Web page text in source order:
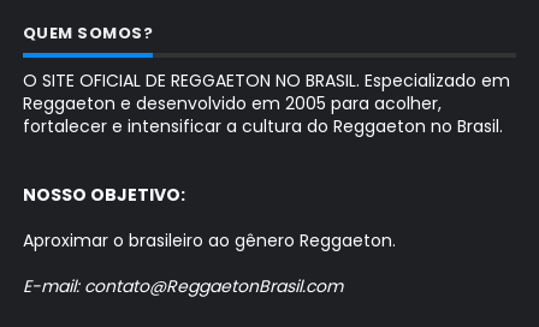
QUEM SOMOS?
O SITE OFICIAL DE REGGAETON NO BRASIL. Especializado em
Reggaeton e desenvolvido em 2005 para acolher,
fortalecer e intensificar a cultura do Reggaeton no Brasil.
NOSSO OBJETIVO:
Aproximar o brasileiro ao gênero Reggaeton.
E-mail: contato@ReggaetonBrasil.com